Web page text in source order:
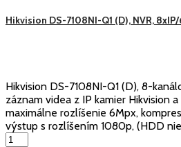
Hikvision DS-7108NI-Q1 (D), NVR, 8xIP/
Hikvision DS-7108NI-Q1 (D), 8-
záznam videa z IP kamier Hikvision
maximálne rozlíšenie 6Mpx,
výstup s rozlíšením 1080p, (HDD